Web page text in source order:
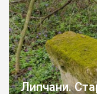
Липчани.